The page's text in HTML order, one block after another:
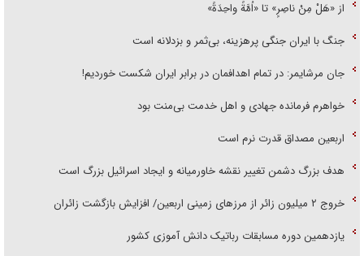
از «هَلْ مِنْ ناصِرٍ» تا «اُمَّةً واحِدَةً»
جنگ با ایران جنگی پرهزینه، بی‌ثمر و بزدلانه است
جان مرشایمر: در تمام اهدافمان در برابر ایران شکست خوردیم!
خواهرم فرمانده جهادی و اهل خدمت بی‌منت بود
اربعین مصداق قدرت نرم است
هدف بزرگ دشمن تغییر نقشه خاورمیانه و ایجاد اسرائیل بزرگ است
‌خروج ۲ میلیون زائر از مرز‌های زمینی اربعین/ افزایش بازگشت زائران
یازدهمین دوره مسابقات رباتیک دانش آموزی کشور